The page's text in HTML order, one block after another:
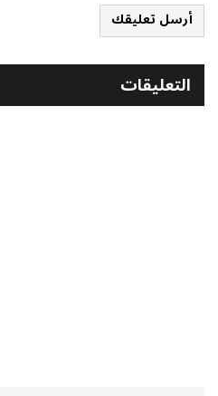
أرسل تعليقك
التعليقات